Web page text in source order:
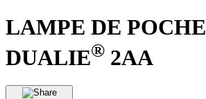
LAMPE DE POCHE
DUALIE® 2AA